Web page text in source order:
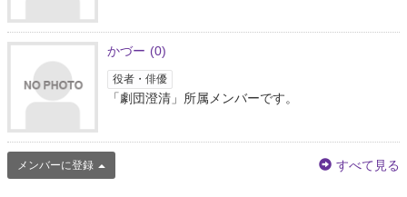
かづー (0)
役者・俳優
「劇団澄清」所属メンバーです。
メンバーに登録 すべて見る